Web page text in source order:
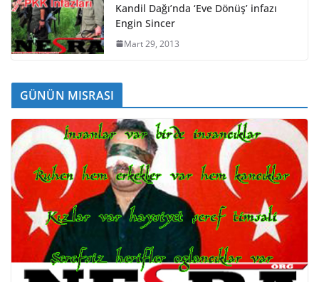
Kandil Dağı’nda ‘Eve Dönüş’ infazı
Engin Sincer
Mart 29, 2013
GÜNÜN MISRASI